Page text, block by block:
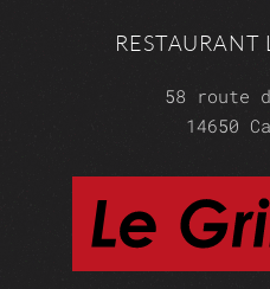
RESTAURANT
58 route
14650